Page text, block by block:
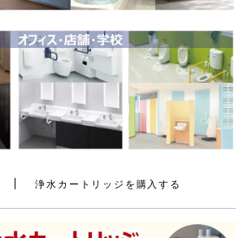
浄水カートリッジを購入する